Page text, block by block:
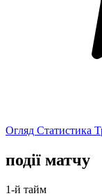
Огляд Статистика
події матчу
1-й тайм